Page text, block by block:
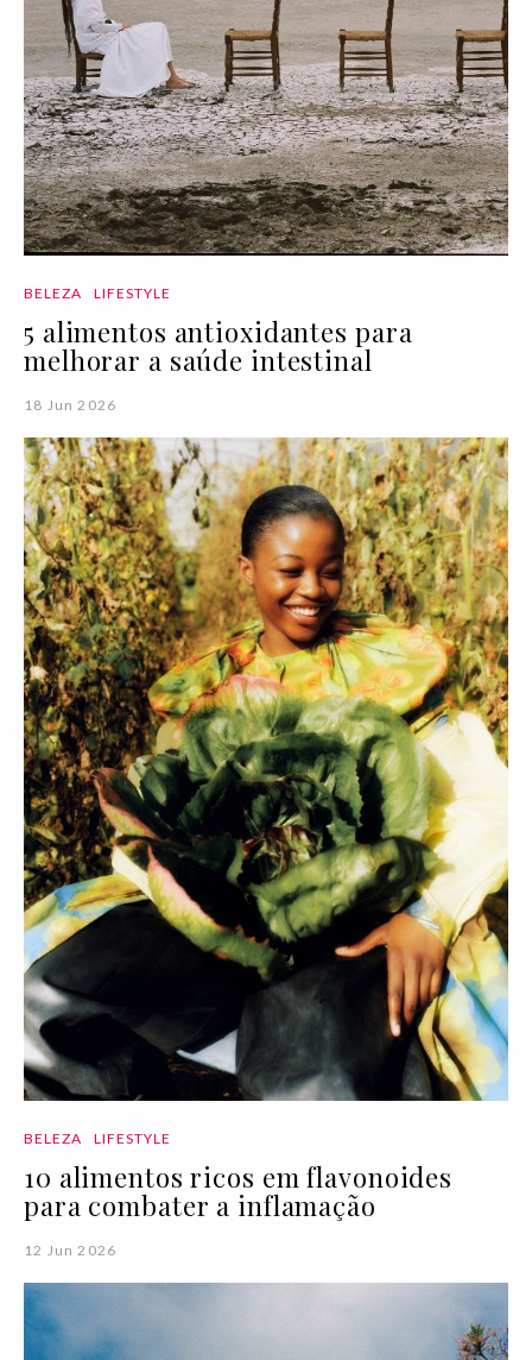
BELEZA LIFESTYLE
5 alimentos antioxidantes para
melhorar a saúde intestinal
18 Jun 2026
BELEZA LIFESTYLE
10 alimentos ricos em flavonoides
para combater a inflamação
12 Jun 2026